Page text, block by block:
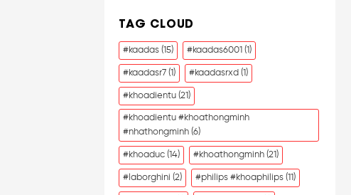
TAG CLOUD
#kaadas (15) #kaadas6001 (1)
#kaadasr7 (1) #kaadasrxd (1)
#khoadientu (21)
#khoadientu #khoathongminh
#nhathongminh (6)
#khoaduc (14) #khoathongminh (21)
#laborghini (2) #philips #khoaphilips (11)